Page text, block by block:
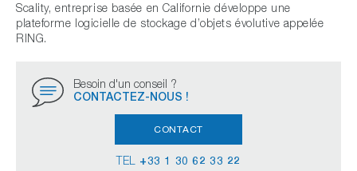
Scality, entreprise basée en Californie développe une
plateforme logicielle de stockage d’objets évolutive appelée
RING.
Besoin d'un conseil ?
CONTACTEZ-NOUS !
CONTACT
TEL +33 1 30 62 33 22